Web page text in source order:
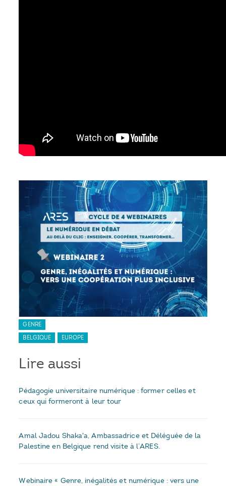
GENRE
BELGIQUE
EUROPE
Lire aussi
Pédagogie universitaire numérique : former celles et
ceux qui formeront à leur tour
Amal Jadou Shaka'a, Ambassadrice et Déléguée de la
Palestine en Belgique rend visite à l’ARES.
Webinaire « Genre, inégalités et numérique : vers une